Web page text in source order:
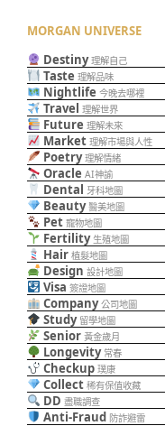
MORGAN UNIVERSE
Destiny 理解自己
Taste 理解品味
Nightlife 今晚去哪裡
Travel 理解世界
Future 理解未來
Market 理解市場與人性
Poetry 理解情緒
Oracle AI神諭
Dental 牙科地圖
Beauty 醫美地圖
Pet 寵物地圖
Fertility 生殖地圖
Hair 植髮地圖
Design 設計地圖
Visa 簽證地圖
Company 公司地圖
Study 留學地圖
Senior 黃金歲月
Longevity 常春
Checkup 璞康
Collect 稀有保值收藏
DD 盡職調查
Anti-Fraud 防詐避雷